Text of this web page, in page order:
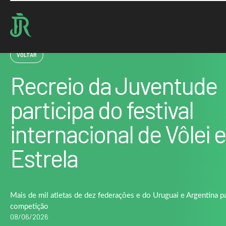
Home : Noticias : Recreio da Juventude participa do festival internacional de Vôlei em…
VOLTAR
Recreio da Juventude
participa do festival
internacional de Vôlei
Estrela
Mais de mil atletas de dez federações e do Uruguai e Argentina
competição
08/06/2026